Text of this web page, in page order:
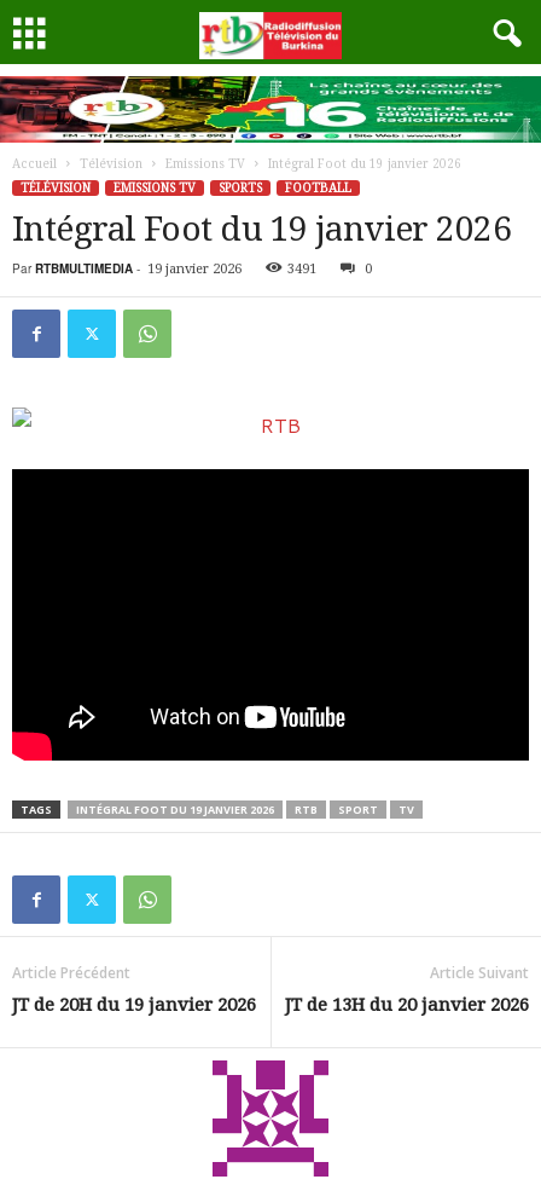
Accueil Télévision Emissions TV
Intégral Foot du 19 janvier 2026
TÉLÉVISION
EMISSIONS TV SPORTS FOOTBALL
Intégral Foot du 19 janvier 2026
Par RTBMULTIMEDIA - 19 janvier 2026 3491 0
TAGS INTÉGRAL FOOT DU 19 JANVIER 2026 RTB SPORT TV
Article Précédent
JT de 20H du 19 janvier 2026
Article Suivant
JT de 13H du 20 janvier 2026